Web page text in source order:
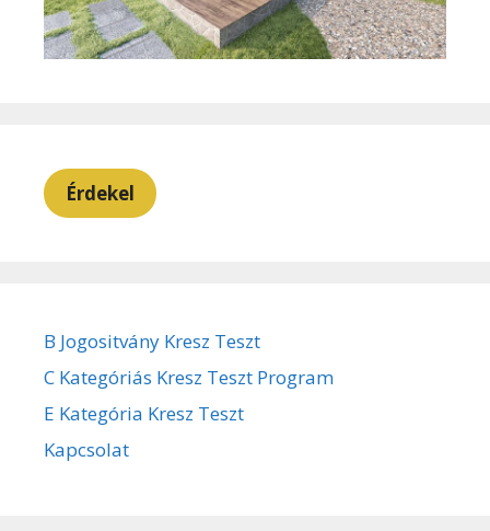
Érdekel
B Jogositvány Kresz Teszt
C Kategóriás Kresz Teszt Program
E Kategória Kresz Teszt
Kapcsolat